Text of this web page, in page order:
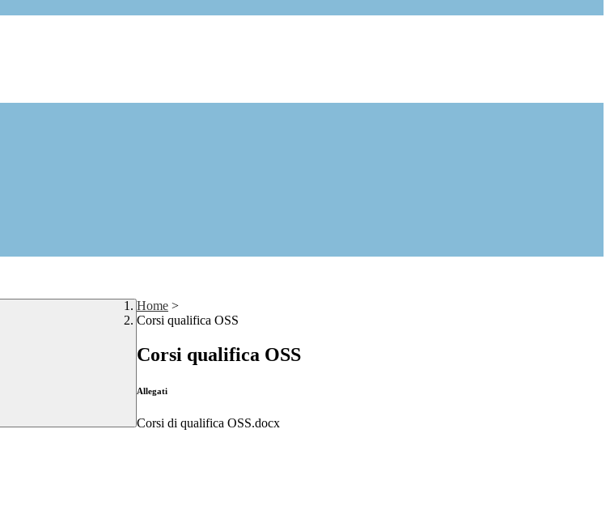
Home >
Corsi qualifica OSS
Corsi qualifica OSS
Allegati
Corsi di qualifica OSS.docx